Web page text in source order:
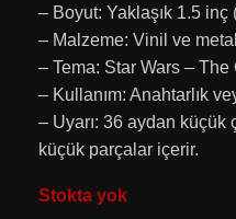
– Boyut: Yaklaşık 1.5 inç
– Malzeme: Vinil ve metal
– Tema: Star Wars –
– Kullanım: Anahtarlık
– Uyarı: 36 aydan
küçük parçalar içerir.
Stokta yok